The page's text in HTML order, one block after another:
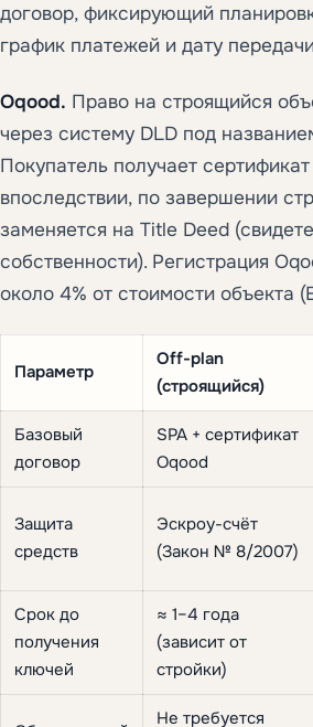
договор, фиксирующий
график платежей и дату
Oqood. Право на строящийся
через систему DLD под
Покупатель получает
впоследствии, по завершении
заменяется на Title Deed
собственности). Регистрация
около 4% от стоимости объекта
Параметр
Off-plan
(строящийся)
Базовый
договор
SPA + сертификат
Oqood
Защита
средств
Эскроу-счёт
(Закон № 8/2007)
Срок до
получения
ключей
≈ 1–4 года
(зависит от
стройки)
Не требуется